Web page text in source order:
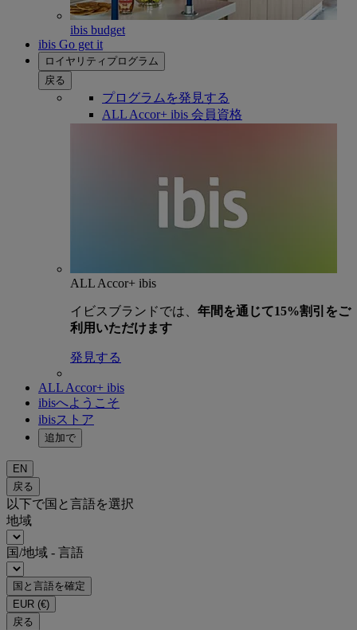
ibis budget
ibis Go get it
ロイヤリティプログラム
戻る
プログラムを発見する
ALL Accor+ ibis 会員資格
ALL Accor+ ibis
イビスブランドでは、 年間を通じて15%割引をご
利用いただけます
発見する
ALL Accor+ ibis
ibisへようこそ
ibisストア
追加で
EN
戻る
以下で国と言語を選択
地域
国/地域 - 言語
国と言語を確定
EUR (€)
戻る